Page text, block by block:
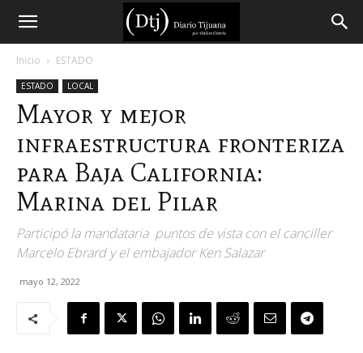
Diario
Tijuana
Inicio ESTADO
ESTADO LOCAL
Mayor y mejor
infraestructura fronteriza
para Baja California:
Marina del Pilar
Participó la mandataria puntos de vista con el canciller
Marcelo Ebrard y el embajador Ken Salazar
mayo 12, 2022